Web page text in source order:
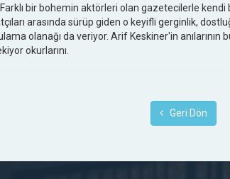
Farklı bir bohemin aktörleri olan gazetecilerle
arasında sürüp giden o keyifli gerginlik,
olanağı da veriyor. Arif Keskiner'in anılarının
okurlarını.
Geri Dön